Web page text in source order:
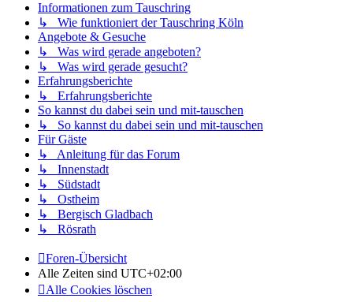
Informationen zum Tauschring
↳ Wie funktioniert der Tauschring Köln
Angebote & Gesuche
↳ Was wird gerade angeboten?
↳ Was wird gerade gesucht?
Erfahrungsberichte
↳ Erfahrungsberichte
So kannst du dabei sein und mit-tauschen
↳ So kannst du dabei sein und mit-tauschen
Für Gäste
↳ Anleitung für das Forum
↳ Innenstadt
↳ Südstadt
↳ Ostheim
↳ Bergisch Gladbach
↳ Rösrath
Foren-Übersicht
Alle Zeiten sind UTC+02:00
Alle Cookies löschen